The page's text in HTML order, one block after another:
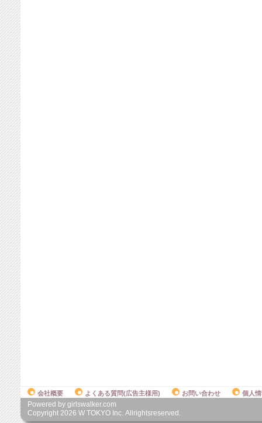
会社概要 よくある質問(広告主様用) お問い合わせ 個人
Powered by girlswalker.com
Copyright 2026 W TOKYO Inc. Allrightsreserved.